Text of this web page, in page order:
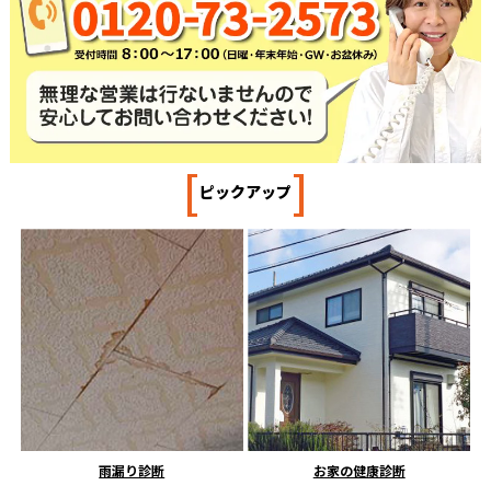
[ピックアップ]
雨漏り診断 お家の健康診断